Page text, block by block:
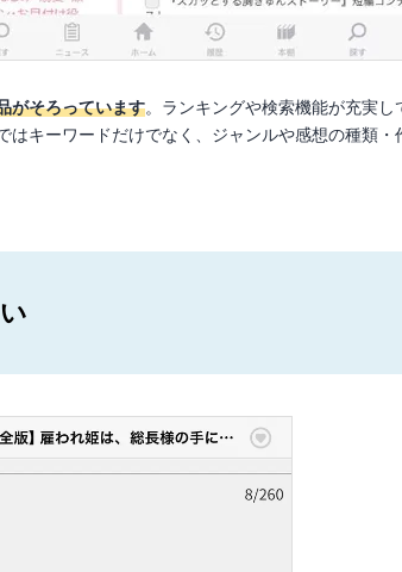
がそろっています。ランキングや検索機能が充実し
はキーワードだけでなく、ジャンルや感想の種類・